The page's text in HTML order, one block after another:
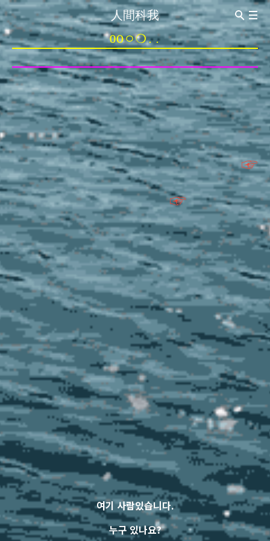
人間科我
ABOUT
Introduction CV
관상이동법觀想移動法
이동전조 異同前兆 이동동작 異同動作 이동통 異同痛
0oㅇ❍..
0 신경구멍 神經洞 o 돌의 힘 石之力
ㅇ보는 돌 觀賞石
❍ 내가 없는 세계 沒有我的世界
..멍멍 梦梦
0Oㅇ❍..
☞
☞
여기 사람있습니다.
누구 있나요?